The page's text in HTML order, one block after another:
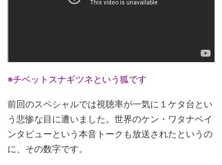
※チベットスナギツネという狐です
前回のスペシャルでは視聴率が一気に１ケタ台とい
う悲惨な目に遭いました。世界のケン・ワタナベイ
ンタビューという本音トークも放送されたというの
に、その数字です。